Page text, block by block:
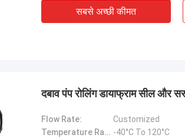
सबसे अच्छी कीमत
दबाव पंप रोलिंग डायाफ्राम सील और
Flow Rate:
Customized
Temperature Range: -40°C To 120°C